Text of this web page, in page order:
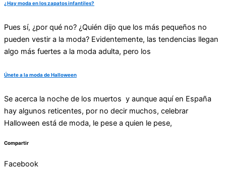
¿Hay moda en los zapatos infantiles?
Pues sí, ¿por qué no? ¿Quién dijo que los más pequeños no
pueden vestir a la moda? Evidentemente, las tendencias llegan
algo más fuertes a la moda adulta, pero los
Únete a la moda de Halloween
Se acerca la noche de los muertos y aunque aquí en España
hay algunos reticentes, por no decir muchos, celebrar
Halloween está de moda, le pese a quien le pese,
Compartir
Facebook